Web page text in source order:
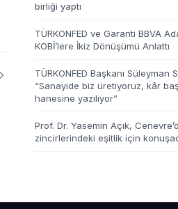
birliği yaptı
TÜRKONFED ve Garanti BBVA
KOBİ’lere İkiz Dönüşümü Anlattı
TÜRKONFED Başkanı Süleyman
“Sanayide biz üretiyoruz, kâr
hanesine yazılıyor”
Prof. Dr. Yasemin Açık,
zincirlerindeki eşitlik için